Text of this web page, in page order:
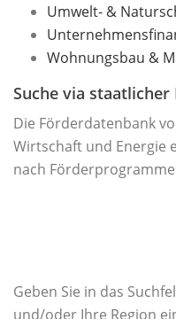
Umwelt- &
Wohnungsbau &
Suche via
Die Förderdatenbank
Wirtschaft und Energie
nach
Geben Sie in das
und/oder Ihre Region